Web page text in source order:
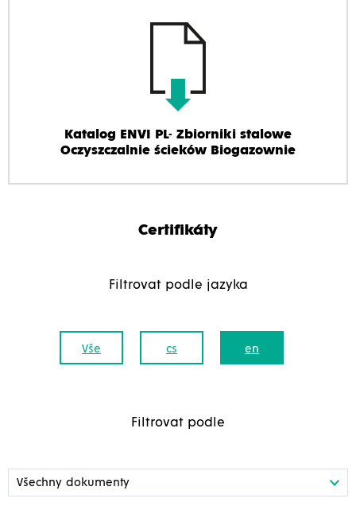
Katalog ENVI PL- Zbiorniki stalowe
Oczyszczalnie ścieków Biogazownie
Certifikáty
Filtrovat podle jazyka
Vše cs en
Filtrovat podle